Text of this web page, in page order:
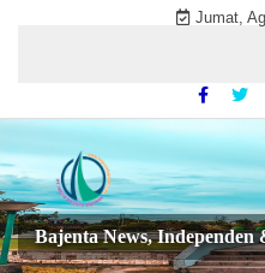
Jumat,
Bajenta News, Independen